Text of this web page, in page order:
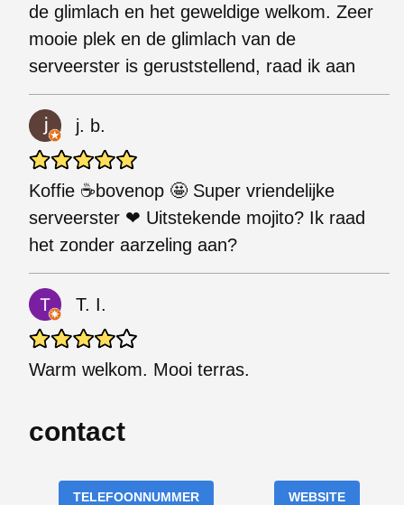
de glimlach en het geweldige welkom. Zeer
mooie plek en de glimlach van de
serveerster is geruststellend, raad ik aan
j. b.
Koffie ☕bovenop 🤩 Super vriendelijke
serveerster ❤ Uitstekende mojito? Ik raad
het zonder aarzeling aan?
T. I.
Warm welkom. Mooi terras.
contact
TELEFOONNUMMER WEBSITE